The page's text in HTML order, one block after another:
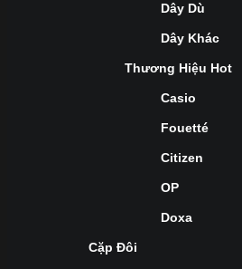
Dây Dù
Dây Khác
Thương Hiệu Hot
Casio
Fouetté
Citizen
OP
Doxa
Cặp Đôi